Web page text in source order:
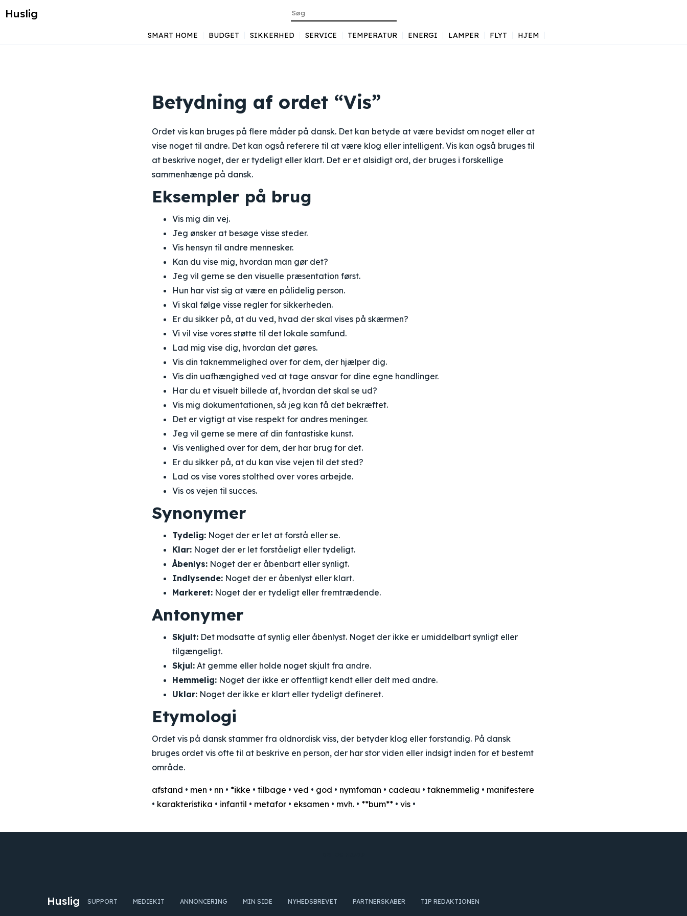
Huslig
SMART HOME BUDGET SIKKERHED SERVICE TEMPERATUR ENERGI LAMPER FLYT HJEM
Betydning af ordet “Vis”
Ordet vis kan bruges på flere måder på dansk. Det kan betyde at være bevidst om noget eller at
vise noget til andre. Det kan også referere til at være klog eller intelligent. Vis kan også bruges til
at beskrive noget, der er tydeligt eller klart. Det er et alsidigt ord, der bruges i forskellige
sammenhænge på dansk.
Eksempler på brug
Vis mig din vej.
Jeg ønsker at besøge visse steder.
Vis hensyn til andre mennesker.
Kan du vise mig, hvordan man gør det?
Jeg vil gerne se den visuelle præsentation først.
Hun har vist sig at være en pålidelig person.
Vi skal følge visse regler for sikkerheden.
Er du sikker på, at du ved, hvad der skal vises på skærmen?
Vi vil vise vores støtte til det lokale samfund.
Lad mig vise dig, hvordan det gøres.
Vis din taknemmelighed over for dem, der hjælper dig.
Vis din uafhængighed ved at tage ansvar for dine egne handlinger.
Har du et visuelt billede af, hvordan det skal se ud?
Vis mig dokumentationen, så jeg kan få det bekræftet.
Det er vigtigt at vise respekt for andres meninger.
Jeg vil gerne se mere af din fantastiske kunst.
Vis venlighed over for dem, der har brug for det.
Er du sikker på, at du kan vise vejen til det sted?
Lad os vise vores stolthed over vores arbejde.
Vis os vejen til succes.
Synonymer
Tydelig: Noget der er let at forstå eller se.
Klar: Noget der er let forståeligt eller tydeligt.
Åbenlys: Noget der er åbenbart eller synligt.
Indlysende: Noget der er åbenlyst eller klart.
Markeret: Noget der er tydeligt eller fremtrædende.
Antonymer
Skjult: Det modsatte af synlig eller åbenlyst. Noget der ikke er umiddelbart synligt eller
tilgængeligt.
Skjul: At gemme eller holde noget skjult fra andre.
Hemmelig: Noget der ikke er offentligt kendt eller delt med andre.
Uklar: Noget der ikke er klart eller tydeligt defineret.
Etymologi
Ordet vis på dansk stammer fra oldnordisk viss, der betyder klog eller forstandig. På dansk
bruges ordet vis ofte til at beskrive en person, der har stor viden eller indsigt inden for et bestemt
område.
afstand • men • nn • *ikke • tilbage • ved • god • nymfoman • cadeau • taknemmelig • manifestere
• karakteristika • infantil • metafor • eksamen • mvh. • **bum** • vis •
Huslig SUPPORT MEDIEKIT ANNONCERING MIN SIDE NYHEDSBREVET PARTNERSKABER TIP REDAKTIONEN